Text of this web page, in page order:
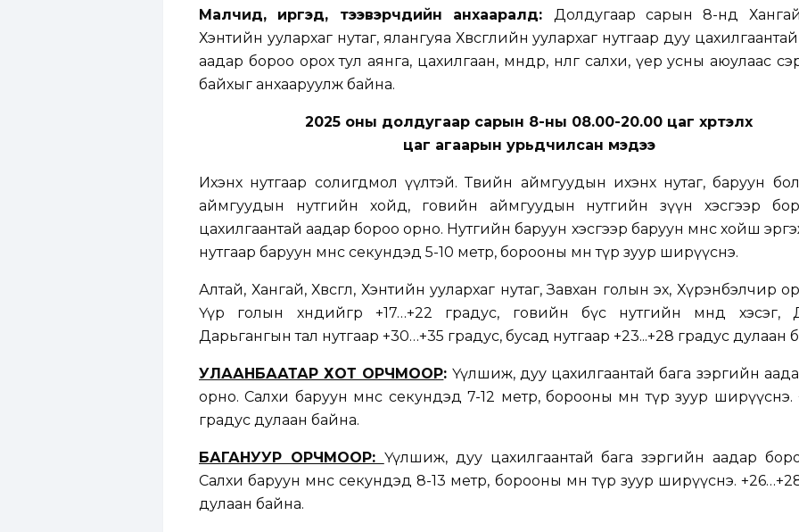
Малчид, иргэд, тээвэрчдийн анхааралд: Долдугаар сарын 8-нд Хангай,
Хэнтийн уулархаг нутаг, ялангуяа Хөвсгөлийн уулархаг нутгаар дуу
аадар бороо орох тул аянга, цахилгаан, мөндөр, нөөлөг салхи, үер усны аюулаас
байхыг анхааруулж байна.
2025 оны долдугаар сарын 8-ны 08.00-20.00 цаг хүртэлх
цаг агаарын урьдчилсан мэдээ
Ихэнх нутгаар солигдмол үүлтэй. Төвийн аймгуудын ихэнх нутаг, баруун
аймгуудын нутгийн хойд, говийн аймгуудын нутгийн зүүн хэсгээр
цахилгаантай аадар бороо орно. Нутгийн баруун хэсгээр баруун өмнөөс хойш
нутгаар баруун өмнөөс секундэд 5-10 метр, борооны өмнө түр зуур ширүүснэ.
Алтай, Хангай, Хөвсгөл, Хэнтийн уулархаг нутаг, Завхан голын эх, Хүрэнбэлчир
Үүр голын хөндийгөөр +17…+22 градус, говийн бүс нутгийн өмнөд хэсэг,
Дарьгангын тал нутгаар +30…+35 градус, бусад нутгаар +23...+28 градус дулаан
УЛААНБААТАР ХОТ ОРЧМООР: Үүлшиж, дуу цахилгаантай бага зэргийн
орно. Салхи баруун өмнөөс секундэд 7-12 метр, борооны өмнө түр зуур ширүүснэ.
градус дулаан байна.
БАГАНУУР ОРЧМООР: Үүлшиж, дуу цахилгаантай бага зэргийн аадар
Салхи баруун өмнөөс секундэд 8-13 метр, борооны өмнө түр зуур ширүүснэ.
дулаан байна.